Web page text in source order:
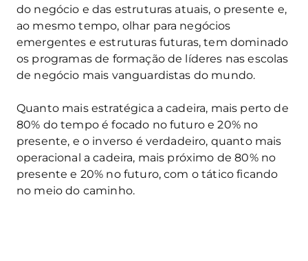
do negócio e das estruturas atuais, o presente e,
ao mesmo tempo, olhar para negócios
emergentes e estruturas futuras, tem dominado
os programas de formação de líderes nas escolas
de negócio mais vanguardistas do mundo.
Quanto mais estratégica a cadeira, mais perto de
80% do tempo é focado no futuro e 20% no
presente, e o inverso é verdadeiro, quanto mais
operacional a cadeira, mais próximo de 80% no
presente e 20% no futuro, com o tático ficando
no meio do caminho.